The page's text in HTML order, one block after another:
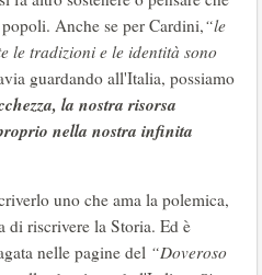
Anche se per Cardini,“le
le tradizioni e le identità sono
guardando all'Italia, possiamo
la nostra risorsa
nella nostra infinita
uno che ama la polemica,
di riscrivere la Storia. Ed è
nelle pagine del “Doveroso